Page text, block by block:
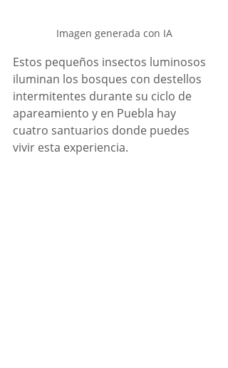
Imagen generada con IA
Estos pequeños insectos luminosos
iluminan los bosques con destellos
intermitentes durante su ciclo de
apareamiento y en Puebla hay
cuatro santuarios donde puedes
vivir esta experiencia.